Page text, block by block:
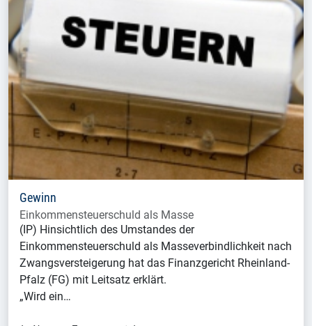
Gewinn
Einkommensteuerschuld als Masse
(IP) Hinsichtlich des Umstandes der
Einkommensteuerschuld als Masseverbindlichkeit nach
Zwangsversteigerung hat das Finanzgericht Rheinland-
Pfalz (FG) mit Leitsatz erklärt.
„Wird ein…